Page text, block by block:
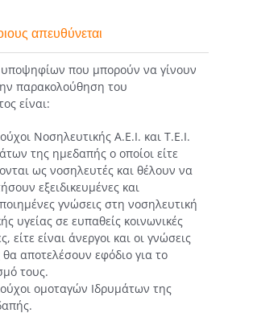
απευθύνεται
υποψηφίων που μπορούν να γίνουν
παρακολούθηση του
είναι:
Νοσηλευτικής Α.Ε.Ι. και Τ.Ε.Ι.
της ημεδαπής ο οποίοι είτε
ως νοσηλευτές και θέλουν να
εξειδικευμένες και
γνώσεις στη νοσηλευτική
υγείας σε ευπαθείς κοινωνικές
είτε είναι άνεργοι και οι γνώσεις
θα αποτελέσουν εφόδιο για το
τους.
ομοταγών Ιδρυμάτων της